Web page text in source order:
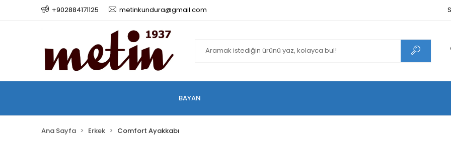
+902884171125 metinkundura@gmail.com
BAYAN
Ana Sayfa Erkek Comfort Ayakkabı